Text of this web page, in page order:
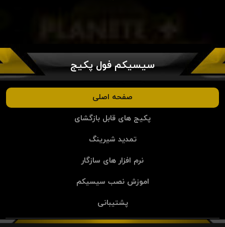
سیسیکم فول پکیج
صفحه اصلی
پکیج های قابل بازگشای
تمدید شیرینگ
نرم افزار های سازگار
اموزش نصب سیسیکم
پشتیبانی